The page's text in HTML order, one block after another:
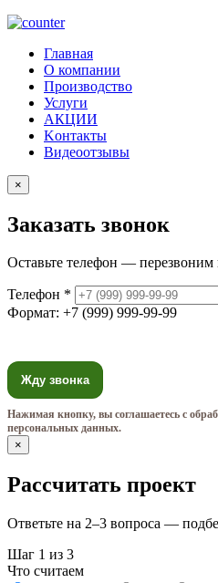
Главная
О компании
Производство
Услуги
АКЦИИ
Kонтакты
Видеоотзывы
×
Заказать звонок
Оставьте телефон — перезвоним
Телефон *
Формат: +7 (999) 999-99-99
Жду звонка
Нажимая кнопку, вы соглашаетесь с
персональных данных.
×
Рассчитать проект
Ответьте на 2–3 вопроса —
Шаг 1 из 3
Что считаем